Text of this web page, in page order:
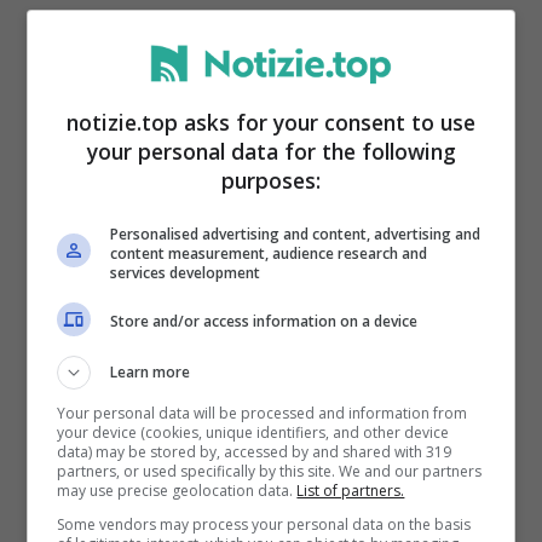
E’ andata a finire proprio in questo modo,
un addetto alla sicurezza ha decisamente
preso e poi ingoiato i soldi che un
passeggero poco prima aveva rubato e
che con certezza aveva intenzione di
portare a casa propria.
notizie.top asks for your consent to use
your personal data for the following
purposes:
Personalised advertising and content, advertising and
content measurement, audience research and
services development
Store and/or access information on a device
Learn more
Your personal data will be processed and information from
your device (cookies, unique identifiers, and other device
data) may be stored by, accessed by and shared with 319
partners, or used specifically by this site. We and our partners
may use precise geolocation data. List of partners.
Some vendors may process your personal data on the basis